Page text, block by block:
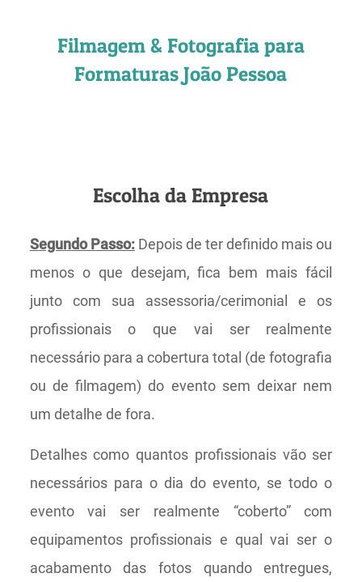
Filmagem & Fotografia para
Formaturas João Pessoa
Escolha da Empresa
Segundo Passo:Depois de ter definido mais ou
menos o que desejam, fica bem mais fácil
junto com sua assessoria/cerimonial e os
profissionais o que vai ser realmente
necessário para a cobertura total (de fotografia
ou de filmagem) do evento sem deixar nem
um detalhe de fora.
Detalhes como quantos profissionais vão ser
necessários para o dia do evento, se todo o
evento vai ser realmente “coberto” com
equipamentos profissionais e qual vai ser o
acabamento das fotos quando entregues,